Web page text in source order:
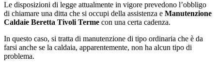
Le disposizioni di legge attualmente in vigore prevedono l’obbligo
di chiamare una ditta che si occupi della assistenza e Manutenzione
Caldaie Beretta Tivoli Terme con una certa cadenza.
In questo caso, si tratta di manutenzione di tipo ordinaria che è da
farsi anche se la caldaia, apparentemente, non ha alcun tipo di
problema.